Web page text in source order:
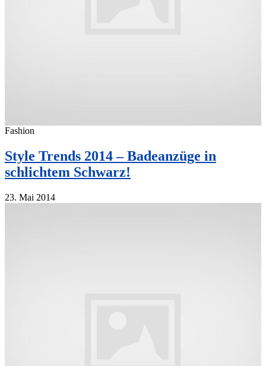
Fashion
Style Trends 2014 – Badeanzüge in
schlichtem Schwarz!
23. Mai 2014